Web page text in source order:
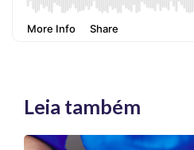
Leia também